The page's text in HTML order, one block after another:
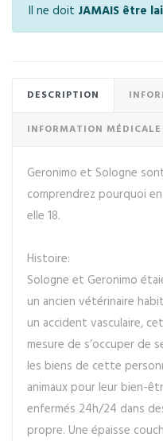
Il ne doit JAMAIS être
DESCRIPTION
INFORMATION MÉDICALE
Geronimo et Sologne
comprendrez pourquoi
elle 18.
Histoire:
Sologne et Geronimo
un ancien vétérinaire
un accident vasculaire,
mesure de s’occuper de
les biens de cette
animaux pour leur bien-
enfermés 24h/24 dans
propre. Une épaisse